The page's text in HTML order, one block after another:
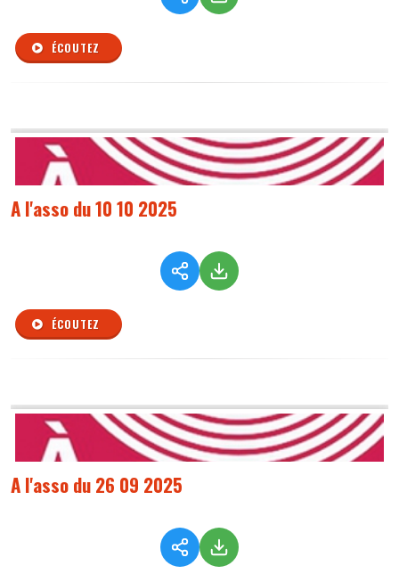
ÉCOUTEZ
A l'asso du 10 10 2025
ÉCOUTEZ
A l'asso du 26 09 2025